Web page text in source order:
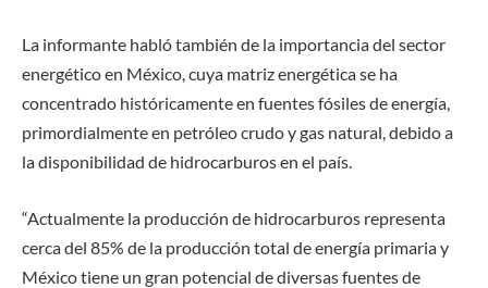
La informante habló también de la importancia del sector
energético en México, cuya matriz energética se ha
concentrado históricamente en fuentes fósiles de energía,
primordialmente en petróleo crudo y gas natural, debido a
la disponibilidad de hidrocarburos en el país.
“Actualmente la producción de hidrocarburos representa
cerca del 85% de la producción total de energía primaria y
México tiene un gran potencial de diversas fuentes de